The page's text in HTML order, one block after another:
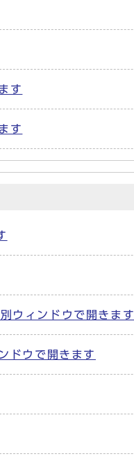
す
す
ィンドウで開きます
ドウで開きます